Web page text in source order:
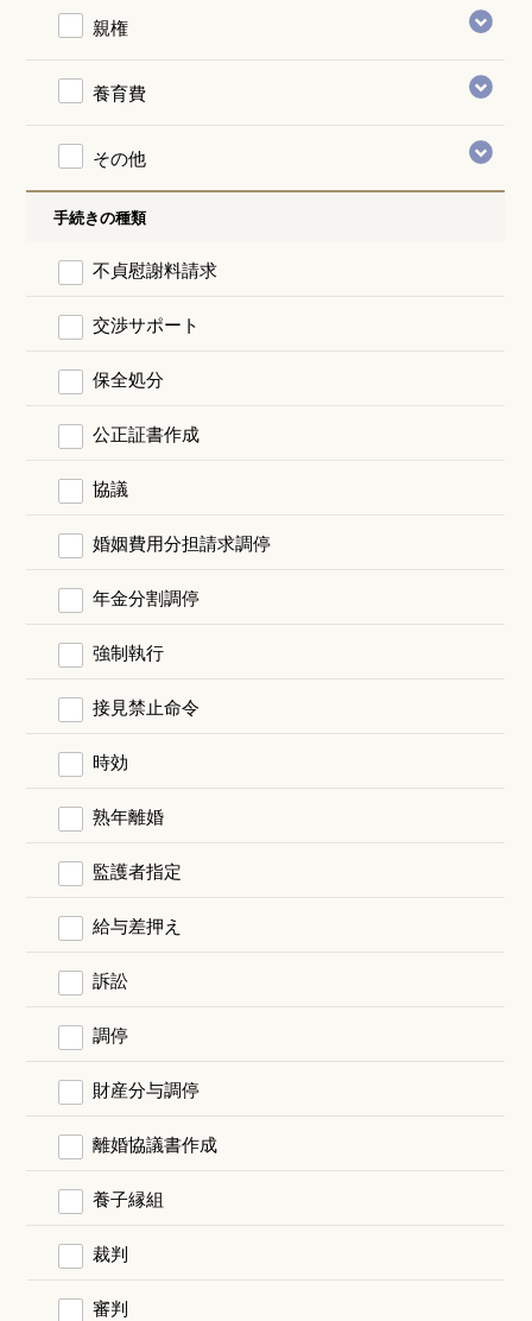
親権
養育費
その他
手続きの種類
不貞慰謝料請求
交渉サポート
保全処分
公正証書作成
協議
婚姻費用分担請求調停
年金分割調停
強制執行
接見禁止命令
時効
熟年離婚
監護者指定
給与差押え
訴訟
調停
財産分与調停
離婚協議書作成
養子縁組
裁判
審判